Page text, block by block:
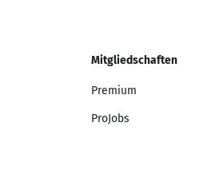
Mitgliedschaften
Premium
ProJobs